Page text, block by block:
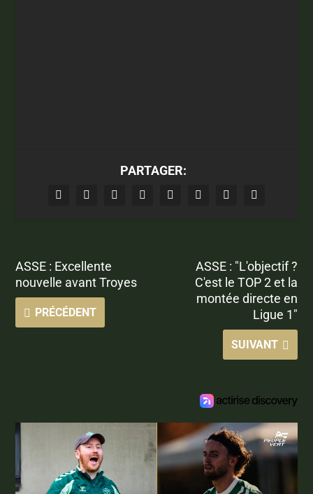
PARTAGER:
ASSE : Excellente
nouvelle avant Troyes
PRÉCÉDENT
ASSE : "L'objectif ?
C'est le TOP 2 et la
montée directe en
Ligue 1"
SUIVANT